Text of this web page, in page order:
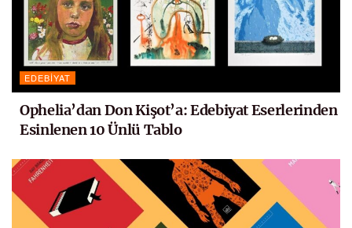
EDEBIYAT
Ophelia’dan Don Kişot’a: Edebiyat Eserlerinden
Esinlenen 10 Ünlü Tablo